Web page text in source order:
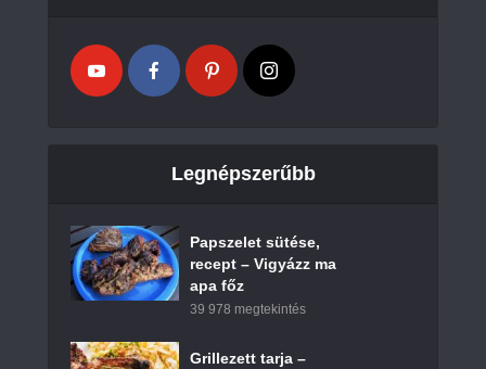
Legnépszerűbb
Papszelet sütése,
recept – Vigyázz ma
apa főz
39 978 megtekintés
Grillezett tarja –